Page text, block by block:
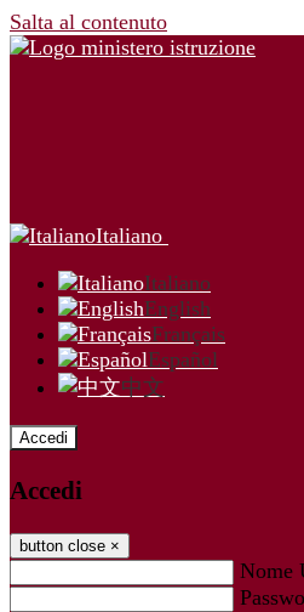
Salta al contenuto
Italiano
Italiano
English
Français
Español
中文
Accedi
Accedi
button close ×
Nome